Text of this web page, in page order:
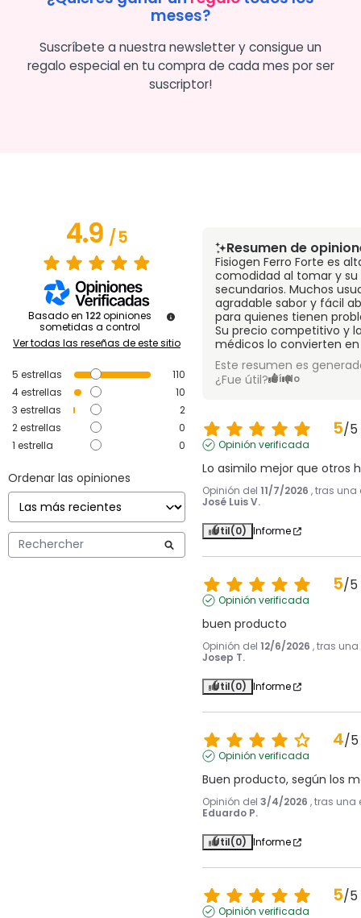
meses?
Suscríbete a nuestra newsletter y consigue un
regalo especial en tu compra de cada mes por ser
suscriptor!
4.9/5
Basado en 122 opiniones
sometidas a control
Ver todas las reseñas de este sitio
5 estrellas
110
4estrellas
10
3 estrellas
2
2estrellas
0
1 estrella 0
Ordenar las opiniones
Resumen de
Fisiogen Ferro Forte es
comodidad al tomar y
secundarios. Muchos
agradable sabor y fácil
para quienes tienen
Su precio competitivo y
médicos lo convierten
Este resumen es
¿Fue útil? Sí No
5/5
Opinión verificada
Lo asimilo mejor que otros
Opinión del 11/7/2026 , tras una
José Luis V.
Útil(0) Informe
5/5
Opinión verificada
buen producto
Opinión del 12/6/2026 , tras
Josep T.
Útil(0) Informe
4/5
Opinión verificada
Buen producto, según los
Opinión del 3/4/2026 , tras una
Eduardo P.
Útil(0) Informe
5/5
Opinión verificada